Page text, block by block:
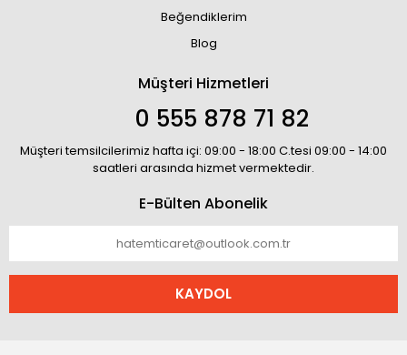
Beğendiklerim
Blog
Müşteri Hizmetleri
0 555 878 71 82
Müşteri temsilcilerimiz hafta içi: 09:00 - 18:00 C.tesi 09:00 - 14:00
saatleri arasında hizmet vermektedir.
E-Bülten Abonelik
KAYDOL